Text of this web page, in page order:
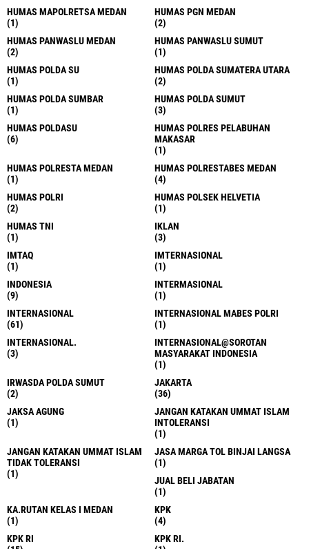
HUMAS MAPOLRETSA MEDAN
(1)
HUMAS PGN MEDAN
(2)
HUMAS PANWASLU MEDAN
(2)
HUMAS PANWASLU SUMUT
(1)
HUMAS POLDA SU
(1)
HUMAS POLDA SUMATERA UTARA
(2)
HUMAS POLDA SUMBAR
(1)
HUMAS POLDA SUMUT
(3)
HUMAS POLDASU
(6)
HUMAS POLRES PELABUHAN
MAKASAR
(1)
HUMAS POLRESTA MEDAN
(1)
HUMAS POLRESTABES MEDAN
(4)
HUMAS POLRI
(2)
HUMAS POLSEK HELVETIA
(1)
HUMAS TNI
(1)
IKLAN
(3)
IMTAQ
(1)
IMTERNASIONAL
(1)
INDONESIA
(9)
INTERMASIONAL
(1)
INTERNASIONAL
(61)
INTERNASIONAL MABES POLRI
(1)
INTERNASIONAL.
(3)
INTERNASIONAL@SOROTAN
MASYARAKAT INDONESIA
(1)
IRWASDA POLDA SUMUT
(2)
JAKARTA
(36)
JAKSA AGUNG
(1)
JANGAN KATAKAN UMMAT ISLAM
INTOLERANSI
(1)
JANGAN KATAKAN UMMAT ISLAM
TIDAK TOLERANSI
(1)
JASA MARGA TOL BINJAI LANGSA
(1)
JUAL BELI JABATAN
(1)
KA.RUTAN KELAS I MEDAN
(1)
KPK
(4)
KPK RI
KPK RI.